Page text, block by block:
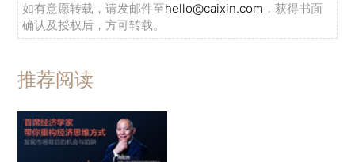
如有意愿转载，请发邮件至hello@caixin.com ，获得书面
确认及授权后，方可转载。
推荐阅读